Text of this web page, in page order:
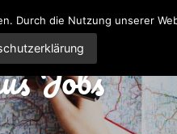
Jobs
Durch die Nutzung unserer